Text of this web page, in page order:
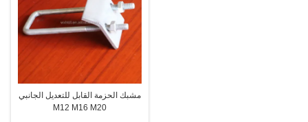
مشبك الحزمة القابل للتعديل الجانبي
M12 M16 M20